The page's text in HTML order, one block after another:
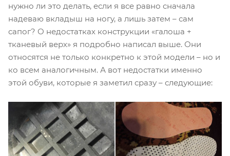
нужно ли это делать, если я все равно сначала
надеваю вкладыш на ногу, а лишь затем – сам
сапог? О недостатках конструкции «галоша +
тканевый верх» я подробно написал выше. Они
относятся не только конкретно к этой модели – но и
ко всем аналогичным. А вот недостатки именно
этой обуви, которые я заметил сразу – следующие: